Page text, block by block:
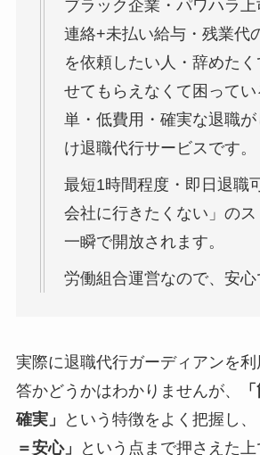
ブラック企業・パワハラ
連絡+未払い給与・残業代
を依頼したい人・辞めたく
せてもらえなくて困って
単・低費用・確実な退職が
け退職代行サービスです。
最短1時間程度・即日退職
会社に行きたくない」のス
一瞬で開放されます。
労働組合運営なので、安心
実際に退職代行ガーディアンを
答かどうかはわかりませんが、
確実」
という特徴をよく把握し、
＝安心」
という点まで押さえた